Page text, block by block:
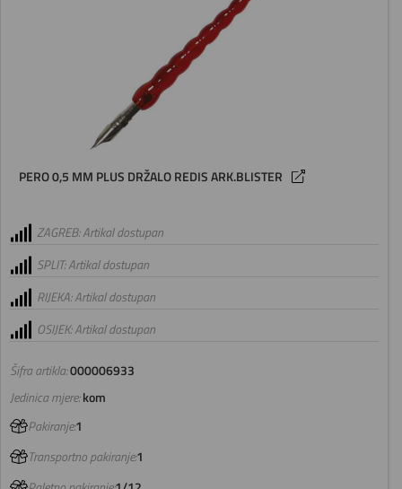
PERO 0,5 MM PLUS DRŽALO REDIS ARK.BLISTER
Šifra artikla:000006933
ZAGREB: Artikal dostupan
SPLIT: Artikal dostupan
RIJEKA: Artikal dostupan
OSIJEK: Artikal dostupan
Jedinica mjere:kom
Pakiranje:1
Transportno pakiranje:1